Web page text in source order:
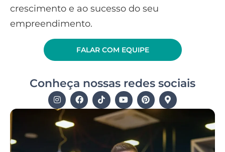
crescimento e ao sucesso do seu
empreendimento.
FALAR COM EQUIPE
Conheça nossas redes sociais